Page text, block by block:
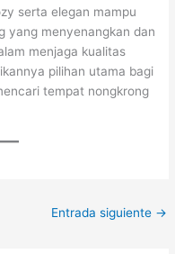
serta elegan mampu
yang menyenangkan dan
menjaga kualitas
pilihan utama bagi
tempat nongkrong
Entrada siguiente →